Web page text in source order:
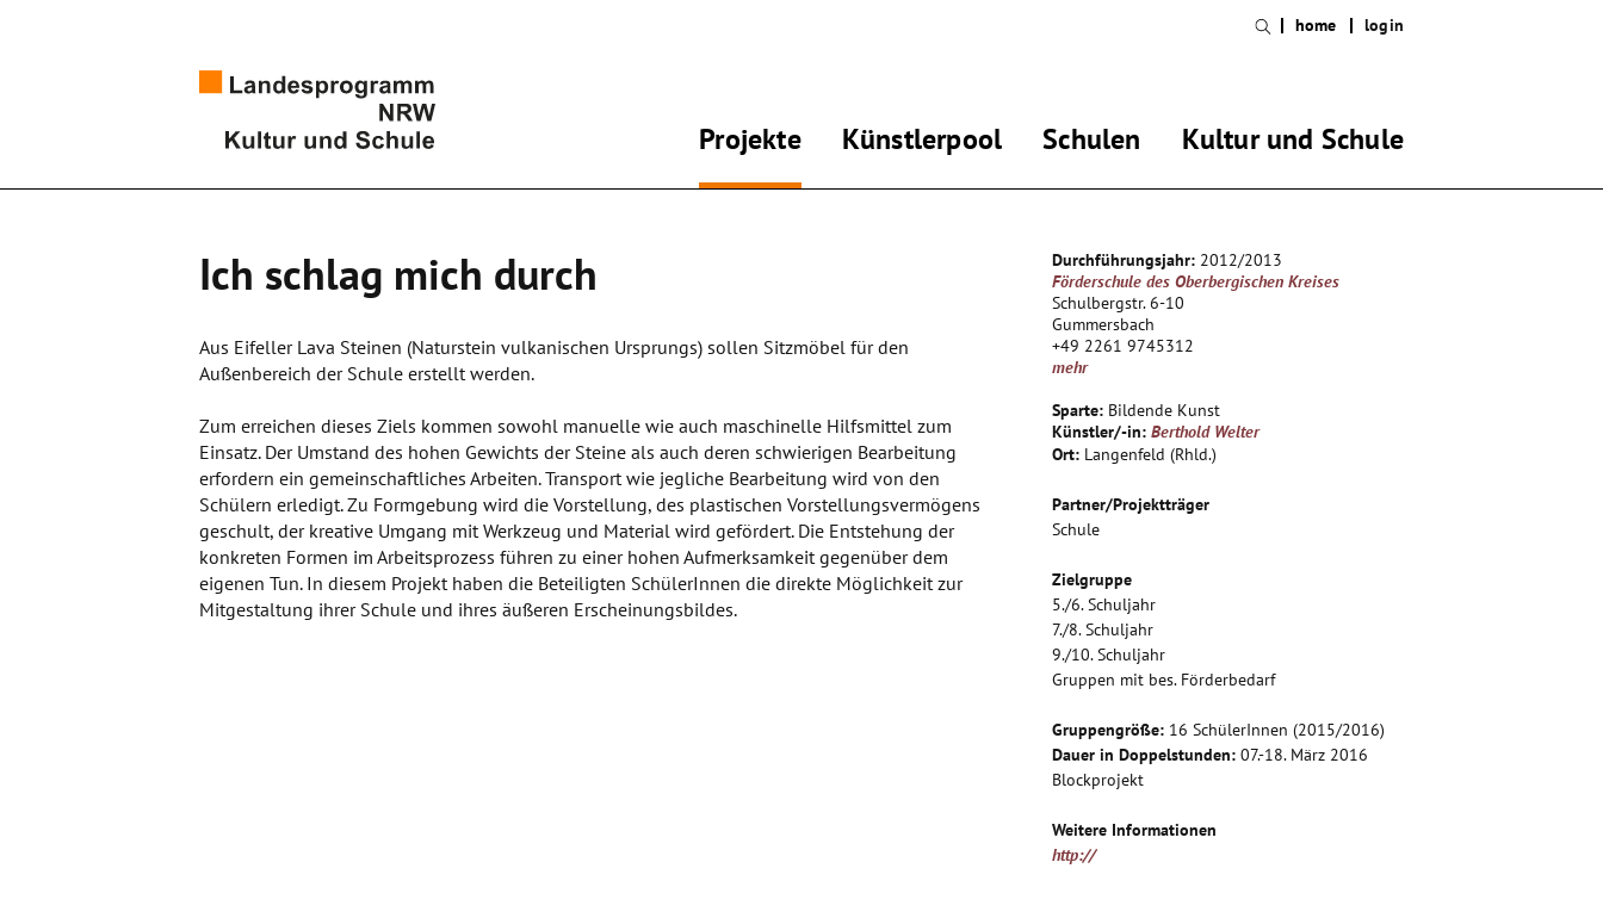
Projekte Künstlerpool Schulen Kultur und Schule
home login
Ich schlag mich durch
Aus Eifeller Lava Steinen (Naturstein vulkanischen Ursprungs) sollen Sitzmöbel für den
Außenbereich der Schule erstellt werden.
Zum erreichen dieses Ziels kommen sowohl manuelle wie auch maschinelle Hilfsmittel zum
Einsatz. Der Umstand des hohen Gewichts der Steine als auch deren schwierigen Bearbeitung
erfordern ein gemeinschaftliches Arbeiten. Transport wie jegliche Bearbeitung wird von den
Schülern erledigt. Zu Formgebung wird die Vorstellung, des plastischen Vorstellungsvermögens
geschult, der kreative Umgang mit Werkzeug und Material wird gefördert. Die Entstehung der
konkreten Formen im Arbeitsprozess führen zu einer hohen Aufmerksamkeit gegenüber dem
eigenen Tun. In diesem Projekt haben die Beteiligten SchülerInnen die direkte Möglichkeit zur
Mitgestaltung ihrer Schule und ihres äußeren Erscheinungsbildes.
Durchführungsjahr: 2012/2013
Förderschule des Oberbergischen Kreises
Schulbergstr. 6-10
Gummersbach
+49 2261 9745312
mehr
Sparte: Bildende Kunst
Künstler/-in: Berthold Welter
Ort: Langenfeld (Rhld.)
Partner/Projektträger
Schule
Zielgruppe
5./6. Schuljahr
7./8. Schuljahr
9./10. Schuljahr
Gruppen mit bes. Förderbedarf
Gruppengröße: 16 SchülerInnen (2015/2016)
Dauer in Doppelstunden: 07.-18. März 2016
Blockprojekt
Weitere Informationen
http://